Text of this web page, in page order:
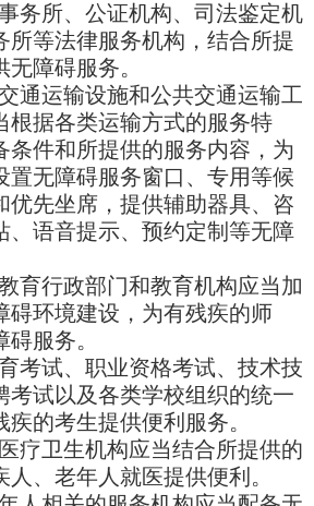
务所、公证机构、司法鉴定机
所等法律服务机构，结合所提
障碍服务。
通运输设施和公共交通运输工
根据各类运输方式的服务特
条件和所提供的服务内容，为
置无障碍服务窗口、专用等候
优先坐席，提供辅助器具、咨
、语音提示、预约定制等无障
育行政部门和教育机构应当加
碍环境建设，为有残疾的师
服务。
考试、职业资格考试、技术技
考试以及各类学校组织的统一
的考生提供便利服务。
疗卫生机构应当结合所提供的
、老年人就医提供便利。